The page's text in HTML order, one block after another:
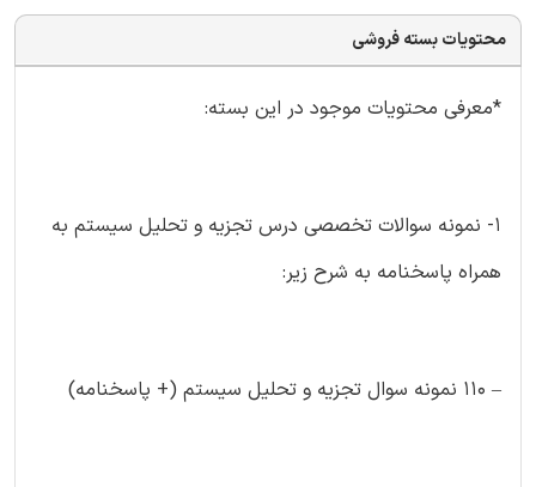
محتویات بسته فروشی
*معرفی محتویات موجود در این بسته:
۱- نمونه سوالات تخصصی درس تجزیه و تحلیل سیستم به
همراه پاسخنامه به شرح زیر:
– ۱۱۰ نمونه سوال تجزیه و تحلیل سیستم (+ پاسخنامه)